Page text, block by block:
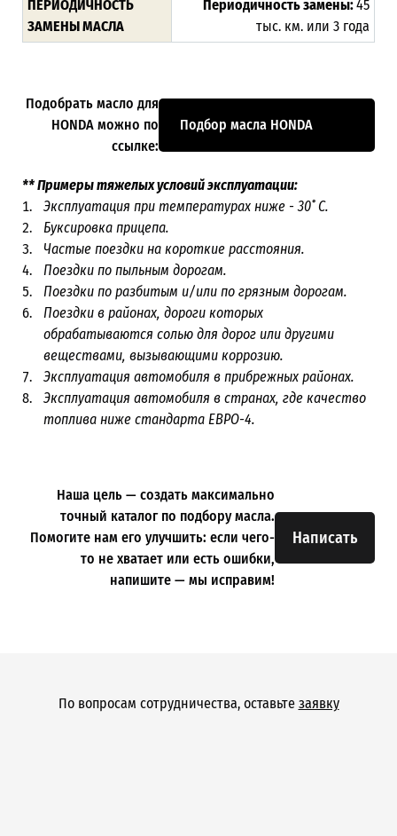
ПЕРИОДИЧНОСТЬ
ЗАМЕНЫ МАСЛА
Периодичность замены:45
тыс. км. или 3 года
Подбор масла HONDA
Подобрать масло для
HONDA можно по
ссылке:
** Примеры тяжелых условий эксплуатации:
Эксплуатация при температурах ниже - 30˚ С.
Буксировка прицепа.
Частые поездки на короткие расстояния.
Поездки по пыльным дорогам.
Поездки по разбитым и/или по грязным дорогам.
Поездки в районах, дороги которых
обрабатываются солью для дорог или другими
веществами, вызывающими коррозию.
Эксплуатация автомобиля в прибрежных районах.
Эксплуатация автомобиля в странах, где качество
топлива ниже стандарта ЕВРО-4.
Написать
Наша цель — создать максимально
точный каталог по подбору масла.
Помогите нам его улучшить: если чего-
то не хватает или есть ошибки,
напишите — мы исправим!
По вопросам сотрудничества, оставьте заявку